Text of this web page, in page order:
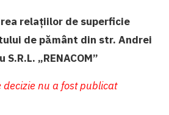
relațiilor de superficie
de pământ din str. Andrei
S.R.L. „RENACOM”
decizie nu a fost publicat